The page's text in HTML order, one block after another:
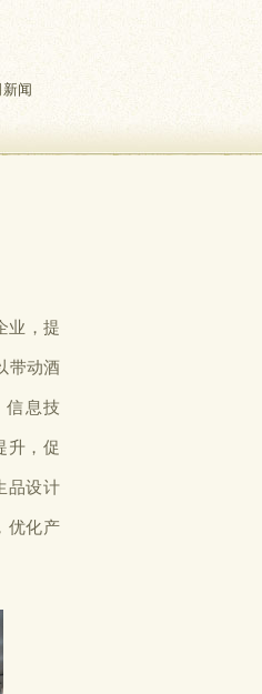
闻
业，提
带动酒
信息技
升，促
品设计
优化产